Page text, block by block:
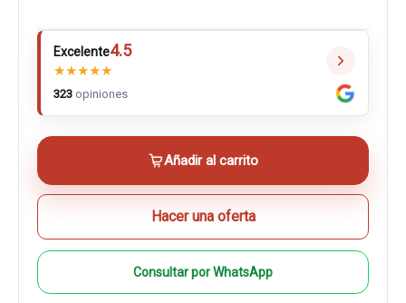
Excelente4.5
★★★★★
323 opiniones
Añadir al carrito
Hacer una oferta
Consultar por WhatsApp